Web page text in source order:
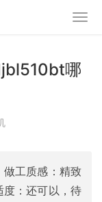
jbl510bt哪
工质感：精致
：还可以，待